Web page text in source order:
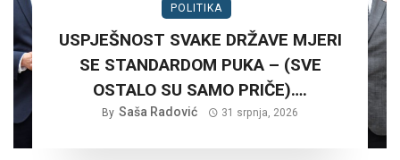
POLITIKA
USPJEŠNOST SVAKE DRŽAVE MJERI
SE STANDARDOM PUKA – (SVE
OSTALO SU SAMO PRIČE)….
By Saša Radović 31 srpnja, 2026